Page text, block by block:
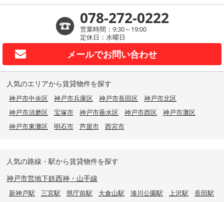
078-272-0222
営業時間：9:30～19:00
定休日：水曜日
メールでお問い合わせ
人気のエリアから賃貸物件を探す
神戸市中央区 神戸市兵庫区 神戸市長田区
神戸市北区
神戸市須磨区
宝塚市 神戸市垂水区 神戸市西区
神戸市灘区
神戸市東灘区
明石市 芦屋市 西宮市
人気の路線・駅から賃貸物件を探す
神戸市営地下鉄西神・山手線
新神戸駅 三宮駅 県庁前駅 大倉山駅 湊川公園駅 上沢駅
長田駅